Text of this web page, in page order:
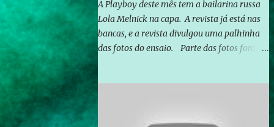
A Playboy deste mês tem a bailarina russa
Lola Melnick na capa. A revista já está nas
bancas, e a revista divulgou uma palhinha
das fotos do ensaio. Parte das fotos foram
divulga capa e primeiras fotos de Lola